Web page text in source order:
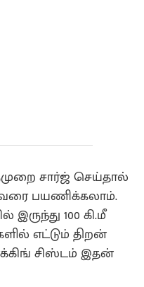
சார்ஜ் செய்தால்
வரை பயணிக்கலாம்.
இருந்து 100 கி.மீ
எட்டும் திறன்
சிஸ்டம் இதன்